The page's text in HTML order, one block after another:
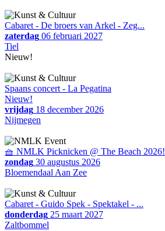
Cabaret - De broers van Arkel - Zeg...
zaterdag 06 februari 2027
Tiel
Nieuw!
Spaans concert - La Pegatina
Nieuw!
vrijdag 18 december 2026
Nijmegen
🧺 NMLK Picknicken @ The Beach 2026!
zondag 30 augustus 2026
Bloemendaal Aan Zee
Cabaret - Guido Spek - Spektakel - ...
donderdag 25 maart 2027
Zaltbommel